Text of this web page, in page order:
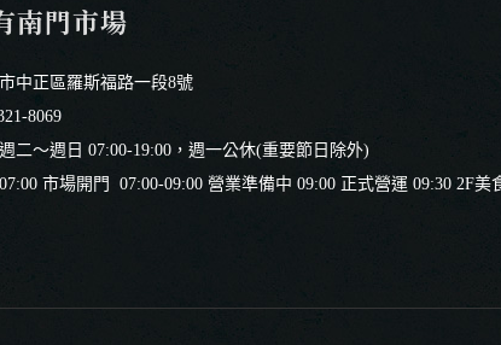
南門市場
中正區羅斯福路一段8號
8069
二～週日 07:00-19:00，週一公休(重要節日除外)
07:00-09:00 營業準備中 09:00 正式營運 09:30 2F美食廣